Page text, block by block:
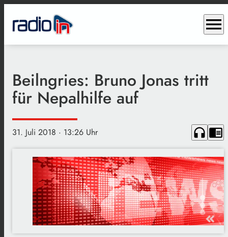
menu
Beilngries: Bruno Jonas tritt
für Nepalhilfe auf
31. Juli 2018 · 13:26 Uhr headphones chrome_reader_mode